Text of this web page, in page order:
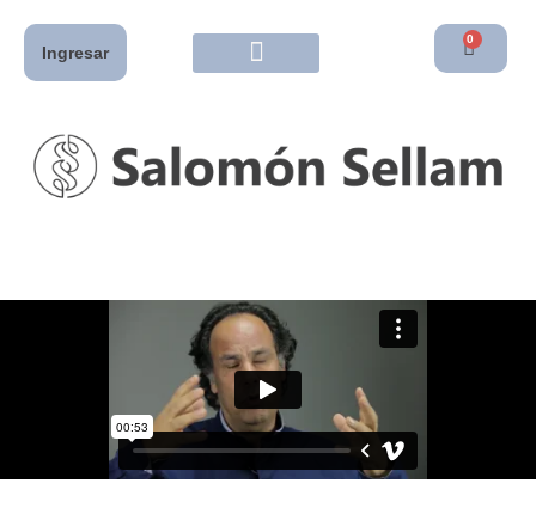
Ingresar
0